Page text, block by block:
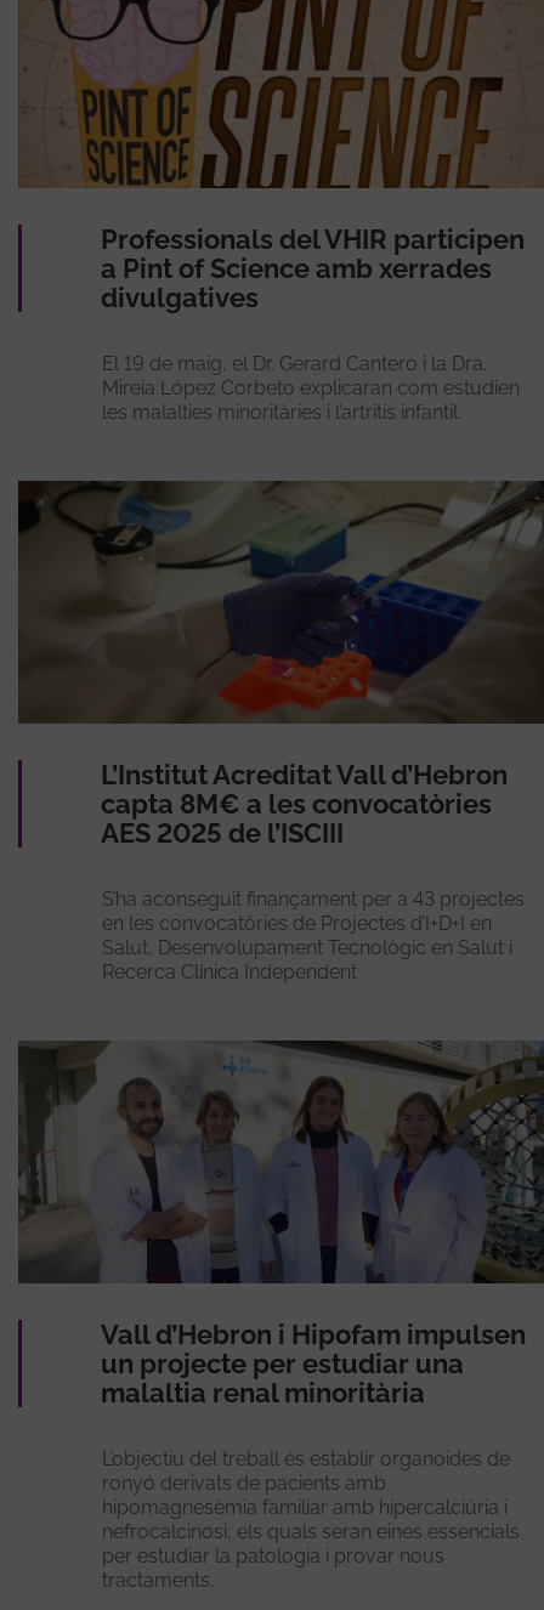
Professionals del VHIR participen
a Pint of Science amb xerrades
divulgatives
El 19 de maig, el Dr. Gerard Cantero i la Dra.
Mireia López Corbeto explicaran com estudien
les malalties minoritàries i l’artritis infantil.
L’Institut Acreditat Vall d’Hebron
capta 8M€ a les convocatòries
AES 2025 de l’ISCIII
S’ha aconseguit finançament per a 43 projectes
en les convocatòries de Projectes d’I+D+I en
Salut, Desenvolupament Tecnològic en Salut i
Recerca Clínica Independent
Vall d’Hebron i Hipofam impulsen
un projecte per estudiar una
malaltia renal minoritària
L’objectiu del treball és establir organoides de
ronyó derivats de pacients amb
hipomagnesèmia familiar amb hipercalciúria i
nefrocalcinosi, els quals seran eines essencials
per estudiar la patologia i provar nous
tractaments.